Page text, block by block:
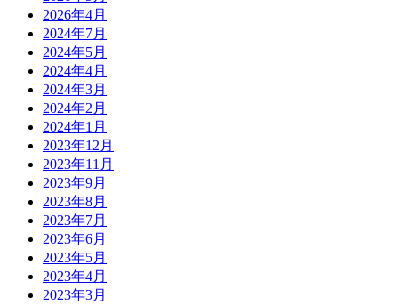
2026年4月
2024年7月
2024年5月
2024年4月
2024年3月
2024年2月
2024年1月
2023年12月
2023年11月
2023年9月
2023年8月
2023年7月
2023年6月
2023年5月
2023年4月
2023年3月